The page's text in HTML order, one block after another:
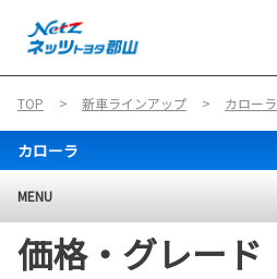
TOP 新車ラインアップ カローラ
カローラ
MENU
価格・グレード